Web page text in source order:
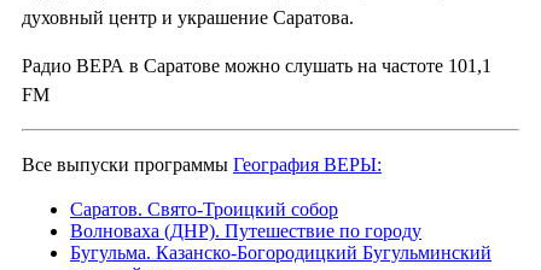
духовный центр и украшение Саратова.
Радио ВЕРА в Саратове можно слушать на частоте 101,1
FM
Все выпуски программы География ВЕРЫ:
Саратов. Свято-Троицкий собор
Волноваха (ДНР). Путешествие по городу
Бугульма. Казанско-Богородицкий Бугульминский